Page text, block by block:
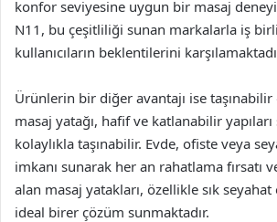
konfor seviyesine uygun bir masaj
N11, bu çeşitliliği sunan markalarla iş
kullanıcıların beklentilerini
Ürünlerin bir diğer avantajı ise taşınabilir
masaj yatağı, hafif ve katlanabilir
kolaylıkla taşınabilir. Evde, ofiste veya
imkanı sunarak her an rahatlama fırsatı
alan masaj yatakları, özellikle sık
ideal birer çözüm sunmaktadır.